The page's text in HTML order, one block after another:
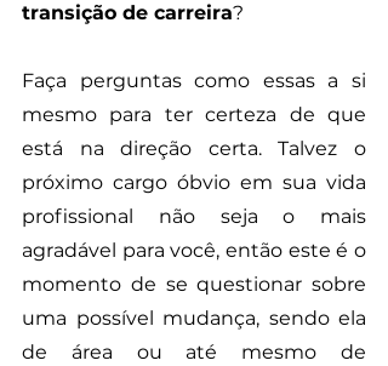
transição de carreira?
Faça perguntas como essas a si
mesmo para ter certeza de que
está na direção certa. Talvez o
próximo cargo óbvio em sua vida
profissional não seja o mais
agradável para você, então este é o
momento de se questionar sobre
uma possível mudança, sendo ela
de área ou até mesmo de